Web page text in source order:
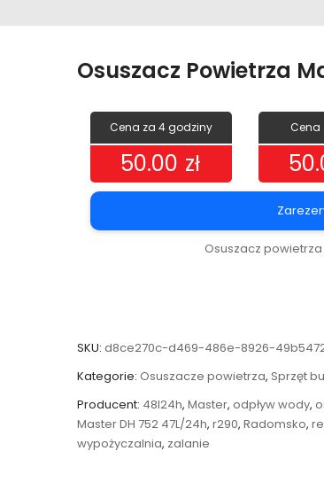
Osuszacz Powietrza
Cena za 4 godziny
50.00 zł
Cena
Osuszacz powietrza
SKU: d8ce270c-d469-486e-8926-
Kategorie: Osuszacze powietrza, Sprzęt
Producent: 48l24h, Master, odpływ wody,
Master DH 752 47L/24h, r290, Radomsko,
wypożyczalnia, zalanie